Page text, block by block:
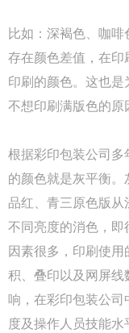
比如：深褐色、咖
存在颜色差值，在
印刷的颜色。这也
不想印刷满版色的原
根据彩印包装公司
的颜色就是灰平衡。
品红、青三原色版
不同亮度的消色，
因素很多，印刷使
积、叠印以及网屏
响，在彩印包装公
度及操作人员技能水